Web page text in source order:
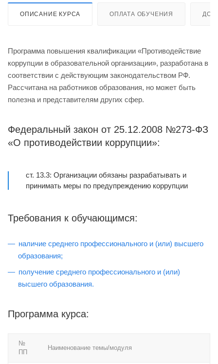
ОПИСАНИЕ КУРСА ОПЛАТА ОБУЧЕНИЯ
Программа повышения квалификации «Противодействие
коррупции в образовательной организации», разработана в
соответствии с действующим законодательством РФ.
Рассчитана на работников образования, но может быть
полезна и представителям других сфер.
Федеральный закон от 25.12.2008 №273-ФЗ
«О противодействии коррупции»:
ст. 13.3: Организации обязаны разрабатывать и
принимать меры по предупреждению коррупции
Требования к обучающимся:
наличие среднего профессионального и (или) высшего
образования;
получение среднего профессионального и (или)
высшего образования.
Программа курса:
№
ПП
Наименование темы/модуля